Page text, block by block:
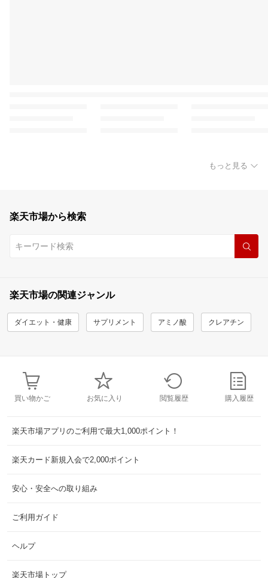
もっと見る
楽天市場から検索
楽天市場の関連ジャンル
ダイエット・健康 サプリメント アミノ酸 クレアチン
買い物かご お気に入り 閲覧履歴 購入履歴
楽天市場アプリのご利用で最大1,000ポイント！
楽天カード新規入会で2,000ポイント
安心・安全への取り組み
ご利用ガイド
ヘルプ
楽天市場トップ